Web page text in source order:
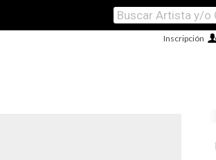
Inscripción